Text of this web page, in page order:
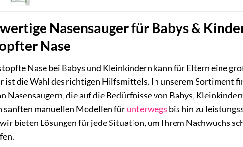
Nasensauger für Babys &
Nase
Nase bei Babys und Kleinkindern kann für Eltern eine
ist die Wahl des richtigen Hilfsmittels. In unserem Sortiment
Nasensaugern, die auf die Bedürfnisse von Babys,
sanften manuellen Modellen fürunterwegs bis hin zu
bieten Lösungen für jede Situation, um Ihrem Nachwuchs